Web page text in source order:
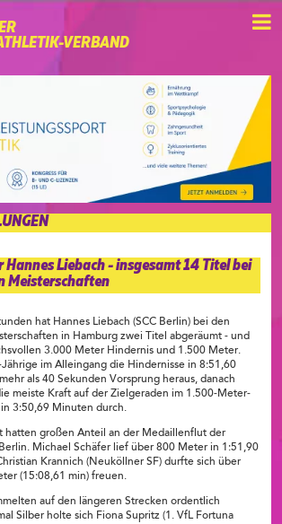
VERBAND
Liebach - insgesamt 14 Titel bei
Meisterschaften
hat Hannes Liebach (SCC Berlin) bei den
in Hamburg zwei Titel abgeräumt - und
3.000 Meter Hindernis und 1.500 Meter.
im Alleingang die Hindernisse in 8:51,60
als 40 Sekunden Vorsprung heraus, danach
meiste Kraft auf der Zielgeraden im 1.500-Meter-
3:50,69 Minuten durch.
hatten großen Anteil an der Medaillenflut der
Michael Schäfer lief über 800 Meter in 1:51,90
Krannich (Neuköllner SF) durfte sich über
(15:08,61 min) freuen.
auf den längeren Strecken ordentlich
Silber holte sich Fiona Supritz (1. VfL Fortuna